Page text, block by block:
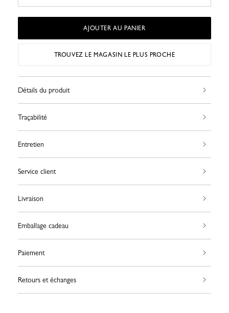
AJOUTER AU PANIER
TROUVEZ LE MAGASIN LE PLUS PROCHE
Détails du produit
Traçabilité
Entretien
Service client
Livraison
Emballage cadeau
Paiement
Retours et échanges